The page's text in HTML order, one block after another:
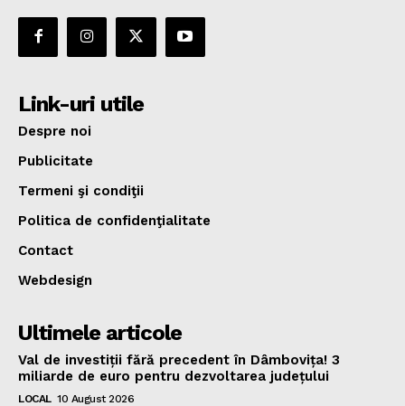
Link-uri utile
Despre noi
Publicitate
Termeni şi condiţii
Politica de confidenţialitate
Contact
Webdesign
Ultimele articole
Val de investiții fără precedent în Dâmbovița! 3
miliarde de euro pentru dezvoltarea județului
LOCAL 10 August 2026